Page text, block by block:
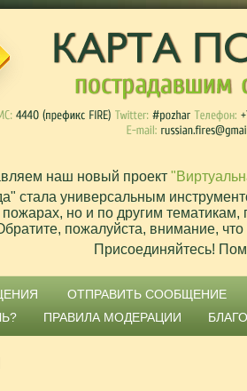
наш новый проект
стала универсальным
пожарах, но и по другим
пожалуйста, внимание,
Присоединяйтесь!
ОТПРАВИТЬ СООБЩЕНИЕ
ПРАВИЛА МОДЕРАЦИИ